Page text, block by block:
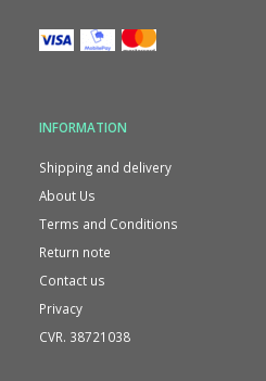
INFORMATION
Shipping and delivery
About Us
Terms and Conditions
Return note
Contact us
Privacy
CVR. 38721038